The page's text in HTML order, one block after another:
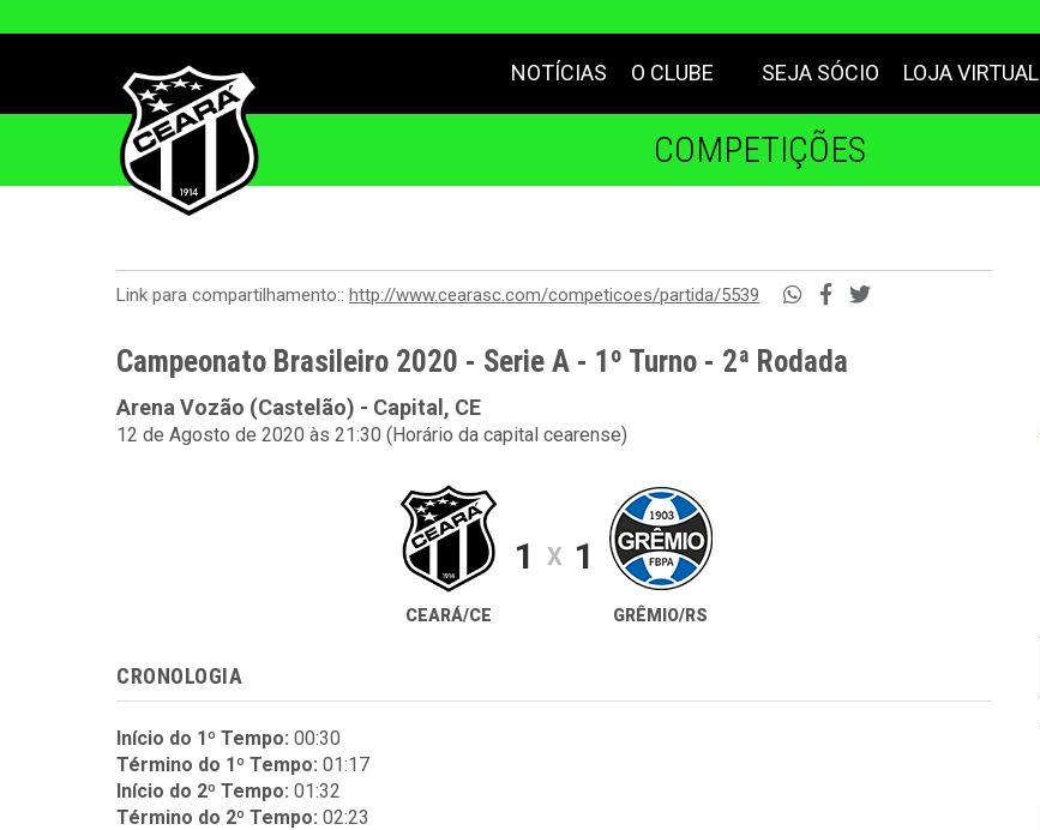
NOTÍCIAS O CLUBE SEJA SÓCIO LOJA VIRTUAL
COMPETIÇÕES
Link para compartilhamento:: http://www.cearasc.com/competicoes/partida/5539
Campeonato Brasileiro 2020 - Serie A - 1º Turno - 2ª Rodada
Arena Vozão (Castelão) - Capital, CE
12 de Agosto de 2020 às 21:30 (Horário da capital cearense)
CEARÁ/CE
1 X 1
GRÊMIO/RS
CRONOLOGIA
Início do 1º Tempo: 00:30
Término do 1º Tempo: 01:17
Início do 2º Tempo: 01:32
Término do 2º Tempo: 02:23